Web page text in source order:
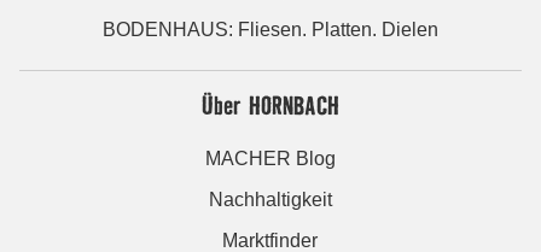
BODENHAUS: Fliesen. Platten. Dielen
Über HORNBACH
MACHER Blog
Nachhaltigkeit
Marktfinder